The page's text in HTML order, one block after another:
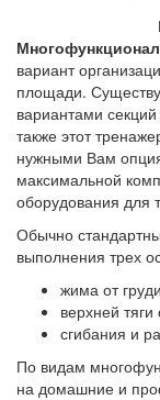
вариант
площади.
вариантами
также этот
нужными Вам
максимальной
оборудования для
Обычно
выполнения трех
жима от
верхней
сгибания и
По видам
на домашние и